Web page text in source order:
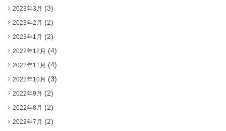
2023年3月 (3)
2023年2月 (2)
2023年1月 (2)
2022年12月 (4)
2022年11月 (4)
2022年10月 (3)
2022年9月 (2)
2022年8月 (2)
2022年7月 (2)